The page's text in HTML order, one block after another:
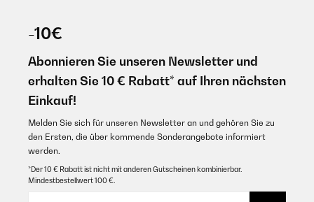
Assolutamente soddisfatto di questo acquisto! Presa per
montarla nel mio terrazzo e poter fare una doccia all'esterno di
casa. Ero indeciso tra questo modello e quello con getto dal
basso verso l'alto, ma ho preferito questo più classico a
cascata.Semplicissima da montare e basta collegare un
normalissimo tubo da giardino da mezzo pollice. Oltretutto la
struttura ad arco è bella da vedere, con base antiscivolo fatta in
WPC, materiale robusto e resistente ai raggi UV, non è
all'occorrenza.Ovviamente la temperatura dell'acqua sarà quella
di fuoriuscita dal rubinetto a cui la si collega, ma d'estate una
mio avviso, è l'ideale: non si spreca energia e si inquina di
meno.Spedizione puntualissima.
-10€
Abonnieren Sie unseren Newsletter und
erhalten Sie 10 € Rabatt* auf Ihren nächsten
Einkauf!
Melden Sie sich für unseren Newsletter an und gehören Sie zu
den Ersten, die über kommende Sonderangebote informiert
werden.
*Der 10 € Rabatt ist nicht mit anderen Gutscheinen kombinierbar.
Mindestbestellwert 100 €.